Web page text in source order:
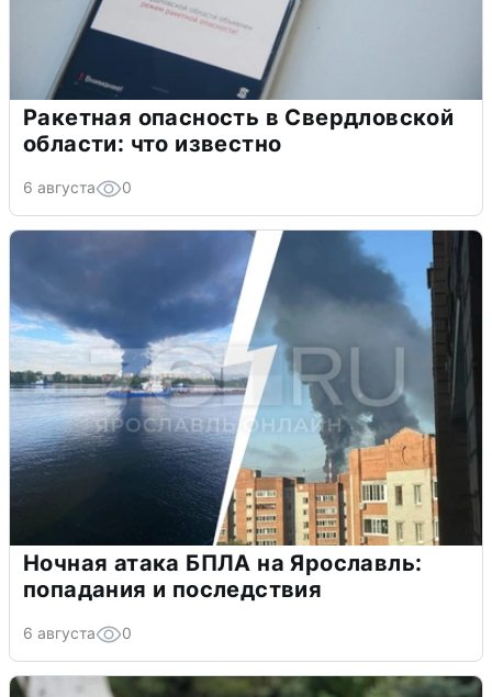
Ракетная опасность в Свердловской
области: что известно
6 августа 0
Ночная атака БПЛА на Ярославль:
попадания и последствия
6 августа 0